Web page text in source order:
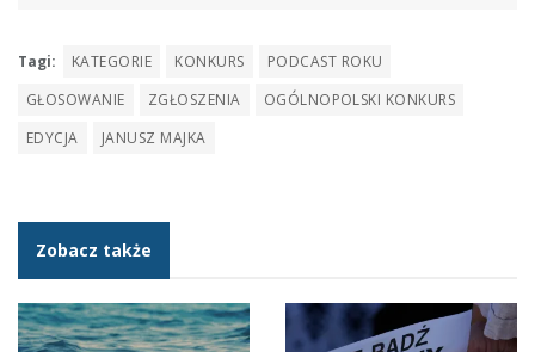
Tagi: KATEGORIE KONKURS
PODCAST ROKU
GŁOSOWANIE
ZGŁOSZENIA
OGÓLNOPOLSKI KONKURS
EDYCJA
JANUSZ MAJKA
Zobacz także